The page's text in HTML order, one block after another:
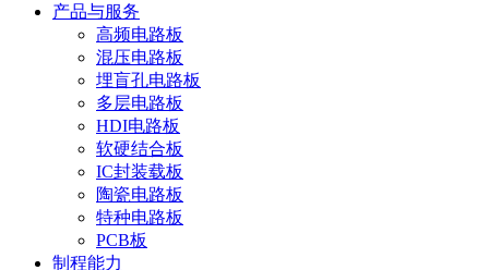
产品与服务
高频电路板
混压电路板
埋盲孔电路板
多层电路板
HDI电路板
软硬结合板
IC封装载板
陶瓷电路板
特种电路板
PCB板
制程能力